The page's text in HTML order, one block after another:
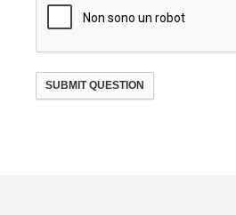
SUBMIT QUESTION